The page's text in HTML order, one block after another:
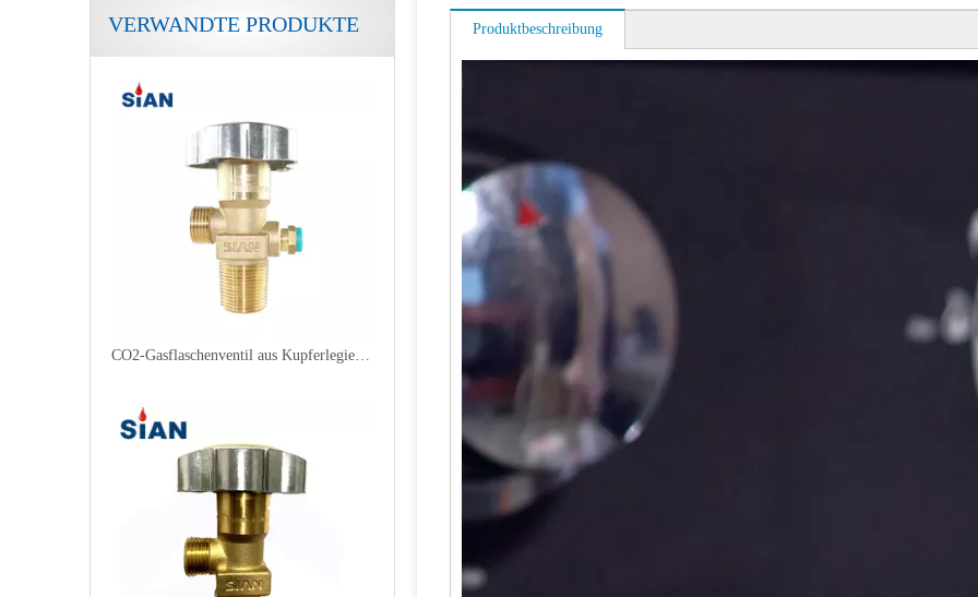
VERWANDTE PRODUKTE
870 CGA-Ventil für medizinische Zwecke
CO2-Gasflaschenventil aus Kupferlegierung
Produktbeschreibung